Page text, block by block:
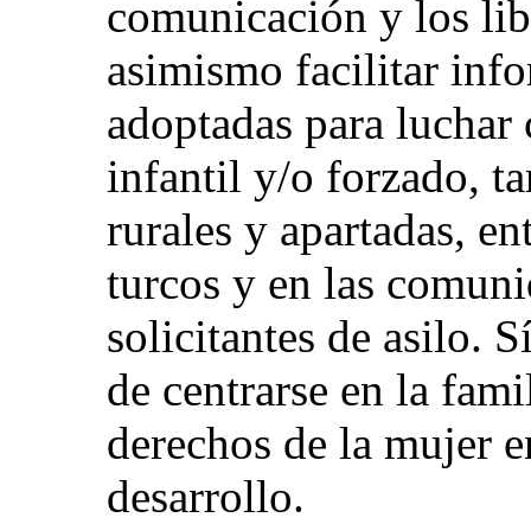
comunicación y los
asimismo facilitar
adoptadas para
infantil y/o forzado,
rurales y apartadas,
turcos y en las
solicitantes de asilo.
de centrarse en la
derechos de la mujer
desarrollo.